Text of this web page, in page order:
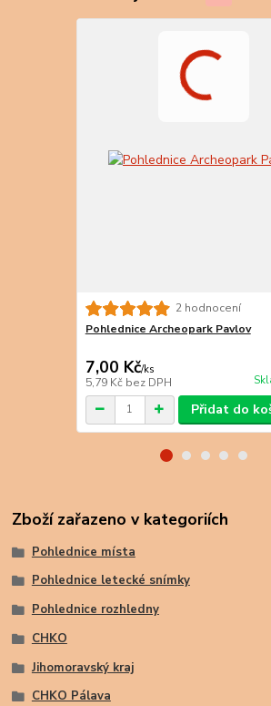
2 hodnocení
Pohlednice Archeopark Pavlov
7,00 Kč/ks
5,79 Kč bez DPH
Přidat do
Zboží zařazeno v kategoriích
Pohlednice místa
Pohlednice letecké snímky
Pohlednice rozhledny
CHKO
Jihomoravský kraj
CHKO Pálava